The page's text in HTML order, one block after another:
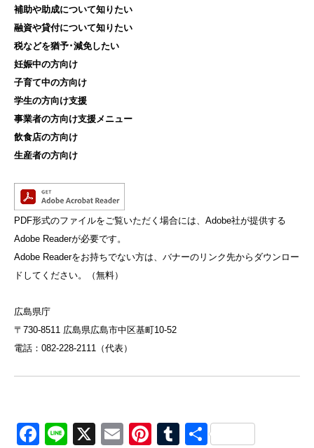
補助や助成について知りたい
融資や貸付について知りたい
税などを猶予･減免したい
妊娠中の方向け
子育て中の方向け
学生の方向け支援
事業者の方向け支援メニュー
飲食店の方向け
生産者の方向け
PDF形式のファイルをご覧いただく場合には、Adobe社が提供する
Adobe Readerが必要です。
Adobe Readerをお持ちでない方は、バナーのリンク先からダウンロー
ドしてください。（無料）
広島県庁
〒730-8511 広島県広島市中区基町10-52
電話：082-228-2111（代表）
Facebook
Line
X EmailPinterest
Tumblr
共